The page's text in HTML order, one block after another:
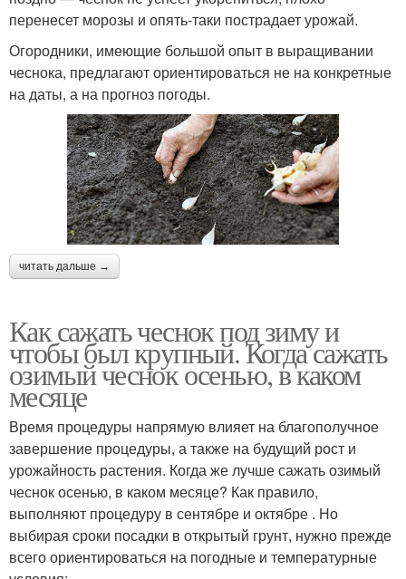
перенесет морозы и опять-таки пострадает урожай.
Огородники, имеющие большой опыт в выращивании
чеснока, предлагают ориентироваться не на конкретные
на даты, а на прогноз погоды.
читать дальше →
Как сажать чеснок под зиму и
чтобы был крупный. Когда сажать
озимый чеснок осенью, в каком
месяце
Время процедуры напрямую влияет на благополучное
завершение процедуры, а также на будущий рост и
урожайность растения. Когда же лучше сажать озимый
чеснок осенью, в каком месяце? Как правило,
выполняют процедуру в сентябре и октябре . Но
выбирая сроки посадки в открытый грунт, нужно прежде
всего ориентироваться на погодные и температурные